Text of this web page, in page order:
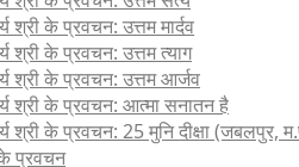
श्री के प्रवचन: उत्तम मार्दव
श्री के प्रवचन: उत्तम त्याग
श्री के प्रवचन: उत्तम आर्जव
श्री के प्रवचन: आत्मा सनातन है
श्री के प्रवचन: 25 मुनि दीक्षा (जबलपुर,
प्रवचन